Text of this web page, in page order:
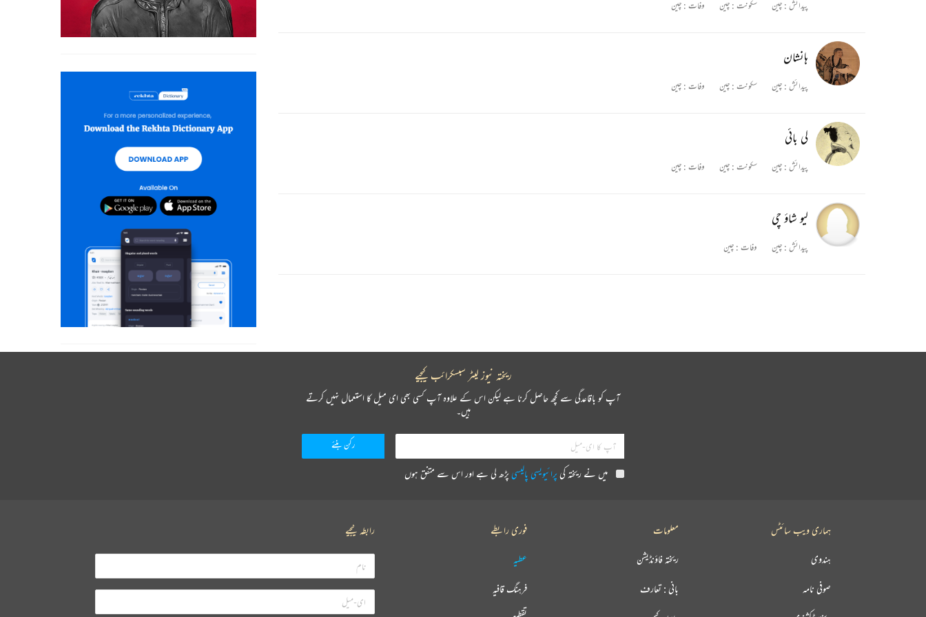
پیدائش : چین سکونت : چین وفات : چین
ہانشان
پیدائش : چین سکونت : چین وفات : چین
لی بائی
پیدائش : چین سکونت : چین وفات : چین
لیو شاؤ چی
پیدائش : چین وفات : چین
ریختہ نیوز لیٹر سبسکرائب کیجیے
آپ کو باقاعدگی سے کچھ حاصل کرنا ہے لیکن اس کے علاوہ آپ کسی بھی ای میل کا استعمال نہیں کرتے
ہیں۔
میں نے ریختہ کیپرائیویسی پالیسیپڑھ لی ہے اور اس سے متفق ہوں
فوری رابطے
عطیہ
فرہنگ قافیہ
معلومات
ریختہ فاؤنڈیشن
بانی : تعارف
ہماری ویب سائٹس
ہندوی
صوفی نامہ
رابطہ کیجیے